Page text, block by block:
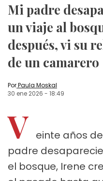
Mi padre
un viaje al
después, vi su
de un camarero
PorPaula Moskal
30 ene 2026 - 18:49
V
einte años
padre
el bosque, Irene